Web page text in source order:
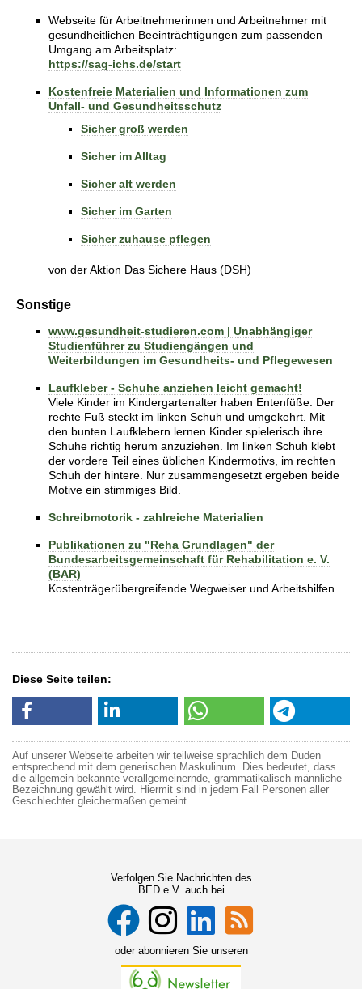
Webseite für Arbeitnehmerinnen und Arbeitnehmer mit
gesundheitlichen Beeinträchtigungen zum passenden
Umgang am Arbeitsplatz:
https://sag-ichs.de/start
Kostenfreie Materialien und Informationen zum
Unfall- und Gesundheitsschutz
Sicher groß werden
Sicher im Alltag
Sicher alt werden
Sicher im Garten
Sicher zuhause pflegen
von der Aktion Das Sichere Haus (DSH)
Sonstige
www.gesundheit-studieren.com | Unabhängiger
Studienführer zu Studiengängen und
Weiterbildungen im Gesundheits- und Pflegewesen
Laufkleber - Schuhe anziehen leicht gemacht!
Viele Kinder im Kindergartenalter haben Entenfüße: Der
rechte Fuß steckt im linken Schuh und umgekehrt. Mit
den bunten Laufklebern lernen Kinder spielerisch ihre
Schuhe richtig herum anzuziehen. Im linken Schuh klebt
der vordere Teil eines üblichen Kindermotivs, im rechten
Schuh der hintere. Nur zusammengesetzt ergeben beide
Motive ein stimmiges Bild.
Schreibmotorik - zahlreiche Materialien
Publikationen zu "Reha Grundlagen" der
Bundesarbeitsgemeinschaft für Rehabilitation e. V.
(BAR)
Kostenträgerübergreifende Wegweiser und Arbeitshilfen
Diese Seite teilen:
Auf unserer Webseite arbeiten wir teilweise sprachlich dem Duden
entsprechend mit dem generischen Maskulinum. Dies bedeutet, dass
die allgemein bekannte verallgemeinernde, grammatikalisch männliche
Bezeichnung gewählt wird. Hiermit sind in jedem Fall Personen aller
Geschlechter gleichermaßen gemeint.
Verfolgen Sie Nachrichten des
BED e.V. auch bei
oder abonnieren Sie unseren